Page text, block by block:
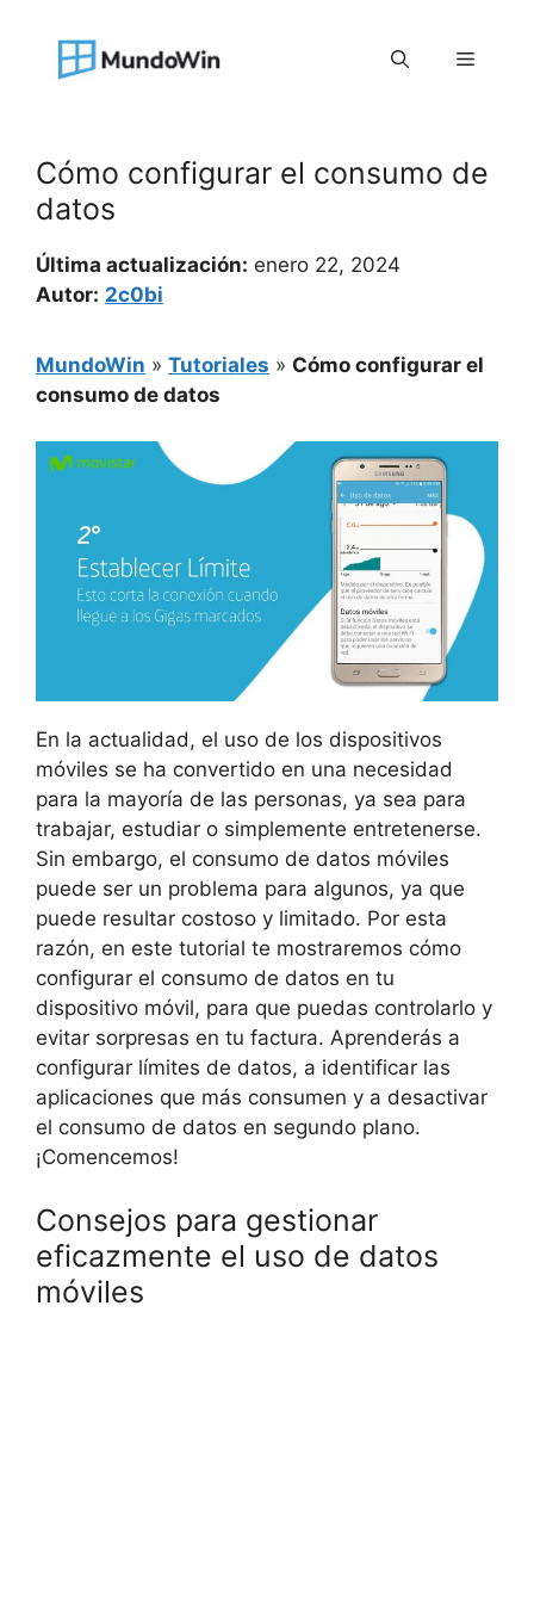
contenido
Menú
Cómo configurar el consumo de
datos
Última actualización: enero 22, 2024
Autor: 2c0bi
MundoWin » Tutoriales » Cómo configurar el
consumo de datos
En la actualidad, el uso de los dispositivos
móviles se ha convertido en una necesidad
para la mayoría de las personas, ya sea para
trabajar, estudiar o simplemente entretenerse.
Sin embargo, el consumo de datos móviles
puede ser un problema para algunos, ya que
puede resultar costoso y limitado. Por esta
razón, en este tutorial te mostraremos cómo
configurar el consumo de datos en tu
dispositivo móvil, para que puedas controlarlo y
evitar sorpresas en tu factura. Aprenderás a
configurar límites de datos, a identificar las
aplicaciones que más consumen y a desactivar
el consumo de datos en segundo plano.
¡Comencemos!
Consejos para gestionar
eficazmente el uso de datos
móviles